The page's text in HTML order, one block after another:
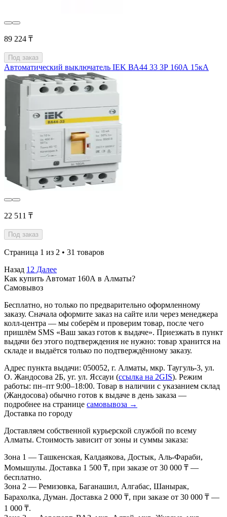
89 224 ₸
Под заказ
Автоматический выключатель IEK ВА44 33 3Р 160А 15кА
22 511 ₸
Под заказ
Страница 1 из 2 • 31 товаров
Назад 12 Далее
Как купить Автомат 160А в Алматы?
Самовывоз
Бесплатно, но только по предварительно оформленному
заказу. Сначала оформите заказ на сайте или через менеджера
колл-центра — мы соберём и проверим товар, после чего
пришлём SMS «Ваш заказ готов к выдаче». Приезжать в пункт
выдачи без этого подтверждения не нужно: товар хранится на
складе и выдаётся только по подтверждённому заказу.
Адрес пункта выдачи: 050052, г. Алматы, мкр. Таугуль-3, ул.
О. Жандосова 2Б, уг. ул. Яссауи (ссылка на 2GIS). Режим
работы: пн–пт 9:00–18:00. Товар в наличии с указанием склад
(Жандосова) обычно готов к выдаче в день заказа —
подробнее на странице самовывоза →
Доставка по городу
Доставляем собственной курьерской службой по всему
Алматы. Стоимость зависит от зоны и суммы заказа:
Зона 1 — Ташкенская, Калдаякова, Достык, Аль-Фараби,
Момышулы. Доставка 1 500 ₸, при заказе от 30 000 ₸ —
бесплатно.
Зона 2 — Ремизовка, Баганашил, Алгабас, Шанырак,
Барахолка, Думан. Доставка 2 000 ₸, при заказе от 30 000 ₸ —
1 000 ₸.